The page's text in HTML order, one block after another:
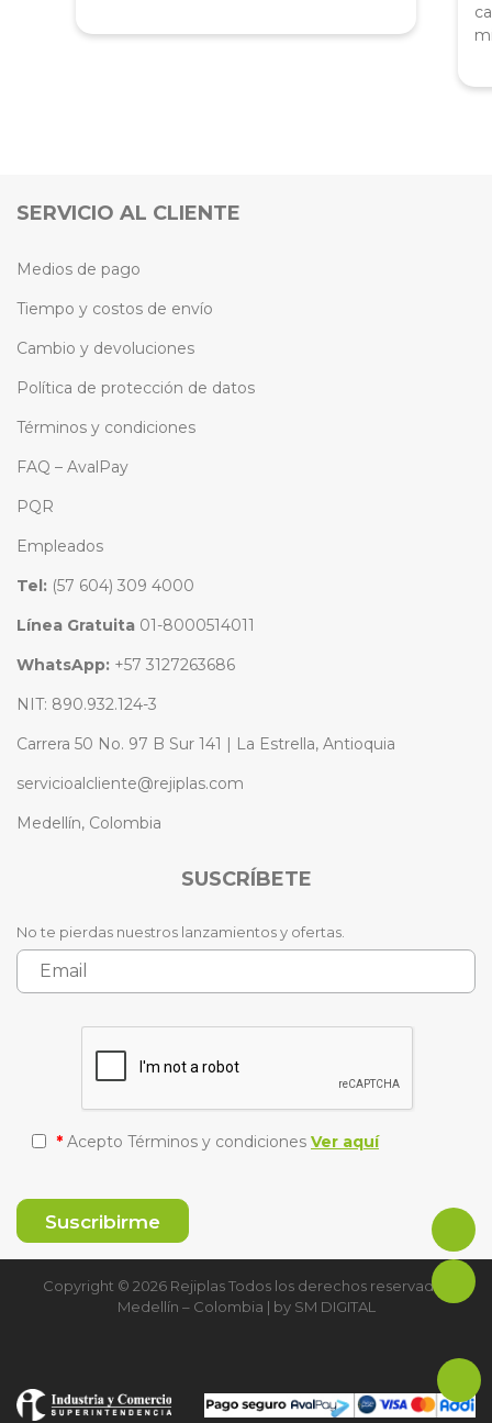
SERVICIO AL CLIENTE
Medios de pago
Tiempo y costos de envío
Cambio y devoluciones
Política de protección de datos
Términos y condiciones
FAQ – AvalPay
PQR
Empleados
Tel: (57 604) 309 4000
Línea Gratuita 01-8000514011
WhatsApp: +57 3127263686
NIT: 890.932.124-3
Carrera 50 No. 97 B Sur 141 | La Estrella, Antioquia
servicioalcliente@rejiplas.com
Medellín, Colombia
SUSCRÍBETE
No te pierdas nuestros lanzamientos y ofertas.
* Acepto Términos y condiciones Ver aquí
Copyright © 2026 Rejiplas Todos los derechos reservados
Medellín – Colombia | by SM DIGITAL